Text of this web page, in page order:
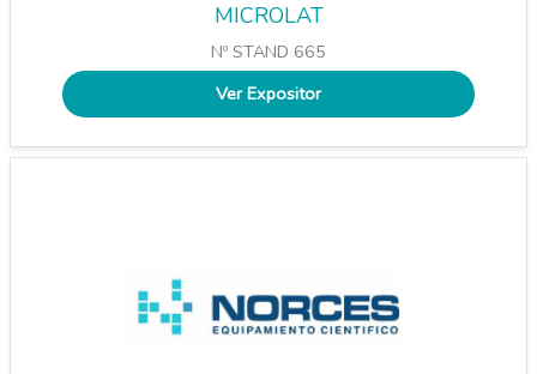
MICROLAT
Nº STAND 665
Ver Expositor